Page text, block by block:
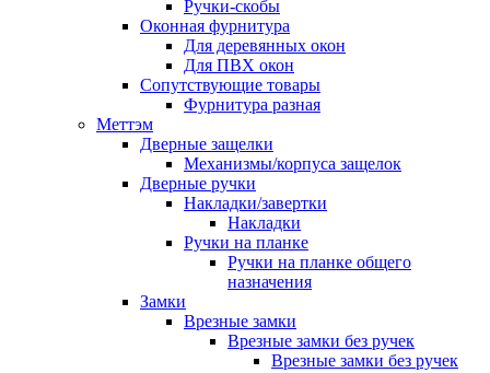
Ручки-скобы
Оконная фурнитура
Для деревянных окон
Для ПВХ окон
Сопутствующие товары
Фурнитура разная
Меттэм
Дверные защелки
Механизмы/корпуса защелок
Дверные ручки
Накладки/завертки
Накладки
Ручки на планке
Ручки на планке общего
назначения
Замки
Врезные замки
Врезные замки без ручек
Врезные замки без ручек